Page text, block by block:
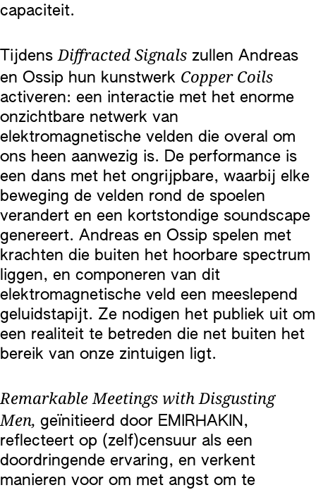
capaciteit.
TijdensDiffracted Signals zullen Andreas
en Ossip hun kunstwerk Copper Coils
activeren: een interactie met het enorme
onzichtbare netwerk van
elektromagnetische velden die overal om
ons heen aanwezig is. De performance is
een dans met het ongrijpbare, waarbij elke
beweging de velden rond de spoelen
verandert en een kortstondige soundscape
genereert. Andreas en Ossip spelen met
krachten die buiten het hoorbare spectrum
liggen, en componeren van dit
elektromagnetische veld een meeslepend
geluidstapijt. Ze nodigen het publiek uit om
een realiteit te betreden die net buiten het
bereik van onze zintuigen ligt.
Remarkable Meetings with Disgusting
Men, geïnitieerd door EMIRHAKIN,
reflecteert op (zelf)censuur als een
doordringende ervaring, en verkent
manieren voor om met angst om te